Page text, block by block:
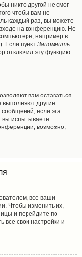
никто другой не смог
чтобы вам не
каждый раз, вы можете
на конференцию. Не
например в
Если пункт Запомнить
отключил эту функцию.
вам оставаться
выполняют другие
сообщений, если эта
вы испытываете
возможно,
все ваши
Чтобы изменить их,
и перейдите по
все свои настройки и